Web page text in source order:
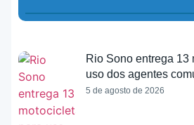
Rio Sono entrega 13
uso dos agentes
5 de agosto de 2026